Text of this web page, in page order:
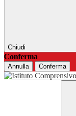
Chiudi
Conferma
Annulla Conferma